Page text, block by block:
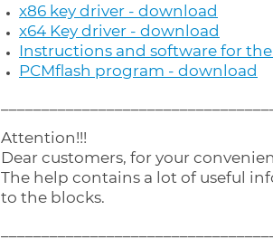
x86 key driver - download
x64 Key driver - download
Instructions and software for
PCMflash program - download
Attention!!!
Dear customers, for your
The help contains a lot of useful
to the blocks.